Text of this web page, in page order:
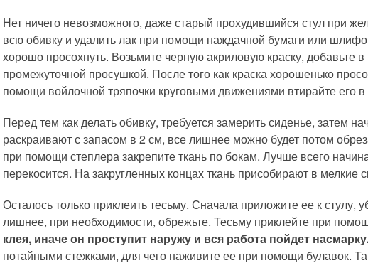
Нет ничего невозможного, даже старый прохудившийся стул при
всю обивку и удалить лак при помощи наждачной бумаги или
хорошо просохнуть. Возьмите черную акриловую краску, добавьте
промежуточной просушкой. После того как краска хорошенько
помощи войлочной тряпочки круговыми движениями втирайте его в
Перед тем как делать обивку, требуется замерить сиденье, затем
раскраивают с запасом в 2 см, все лишнее можно будет потом
при помощи степлера закрепите ткань по бокам. Лучше всего
перекосится. На закругленных концах ткань присобирают в мелкие
Осталось только приклеить тесьму. Сначала приложите ее к стулу,
лишнее, при необходимости, обрежьте. Тесьму приклейте при
клея, иначе он проступит наружу и вся работа пойдет
потайными стежками, для чего наживите ее при помощи булавок.